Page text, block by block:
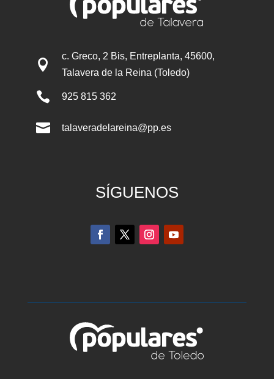

c. Greco, 2 Bis, Entreplanta, 45600,
Talavera de la Reina (Toledo)
 925 815 362
 talaveradelareina@pp.es
SÍGUENOS